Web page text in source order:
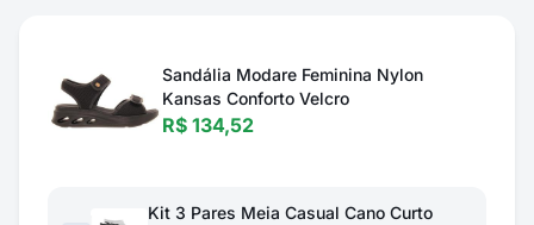
Sandália Modare Feminina Nylon
Kansas Conforto Velcro
R$ 134,52
Kit 3 Pares Meia Casual Cano Curto